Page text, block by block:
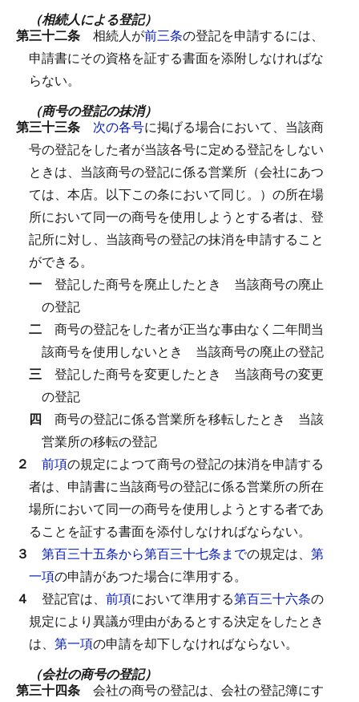
（相続人による登記）
第三十二条 相続人が前三条の登記を申請するには、
申請書にその資格を証する書面を添附しなければな
らない。
（商号の登記の抹消）
第三十三条 次の各号に掲げる場合において、当該商
号の登記をした者が当該各号に定める登記をしない
ときは、当該商号の登記に係る営業所（会社にあつ
ては、本店。以下この条において同じ。）の所在場
所において同一の商号を使用しようとする者は、登
記所に対し、当該商号の登記の抹消を申請すること
ができる。
一 登記した商号を廃止したとき
当該商号の廃止
の登記
二 商号の登記をした者が正当な事由なく二年間当
該商号を使用しないとき
当該商号の廃止の登記
三 登記した商号を変更したとき
当該商号の変更
の登記
四 商号の登記に係る営業所を移転したとき
当該
営業所の移転の登記
２ 前項の規定によつて商号の登記の抹消を申請する
者は、申請書に当該商号の登記に係る営業所の所在
場所において同一の商号を使用しようとする者であ
ることを証する書面を添付しなければならない。
３ 第百三十五条から第百三十七条までの規定は、 第
一項の申請があつた場合に準用する。
４ 登記官は、 前項において準用する第百三十六条の
規定により異議が理由があるとする決定をしたとき
は、 第一項の申請を却下しなければならない。
（会社の商号の登記）
第三十四条 会社の商号の登記は、会社の登記簿にす